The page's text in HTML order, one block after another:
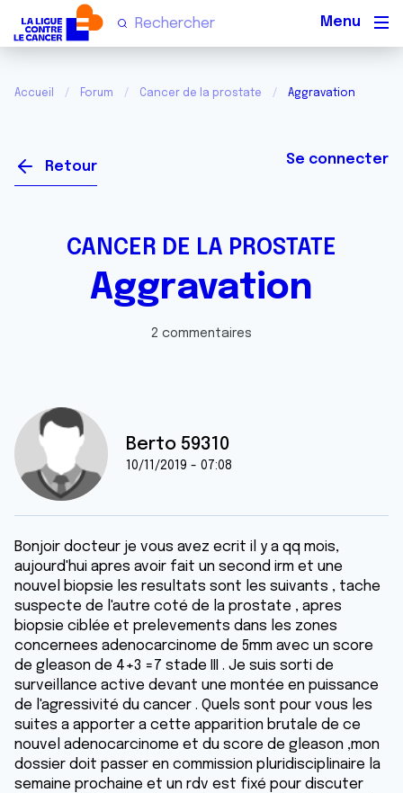
Accueil Forum Cancer de la prostate Aggravation
Retour Se connecter
CANCER DE LA PROSTATE
Aggravation
2 commentaires
Berto 59310
10/11/2019 - 07:08
Bonjoir docteur je vous avez ecrit il y a qq mois,
aujourd'hui apres avoir fait un second irm et une
nouvel biopsie les resultats sont les suivants , tache
suspecte de l'autre coté de la prostate , apres
biopsie ciblée et prelevements dans les zones
concernees adenocarcinome de 5mm avec un score
de gleason de 4+3 =7 stade III . Je suis sorti de
surveillance active devant une montée en puissance
de l'agressivité du cancer . Quels sont pour vous les
suites a apporter a cette apparition brutale de ce
nouvel adenocarcinome et du score de gleason ,mon
dossier doit passer en commission pluridisciplinaire la
semaine prochaine et un rdv est fixé pour discuter